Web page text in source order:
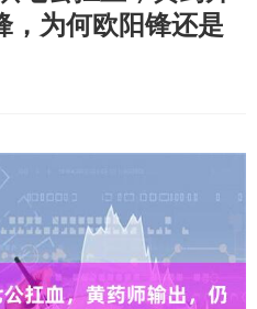
，为何欧阳锋还是